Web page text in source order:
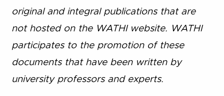
original and integral publications that are
not hosted on the WATHI website. WATHI
participates to the promotion of these
documents that have been written by
university professors and experts.